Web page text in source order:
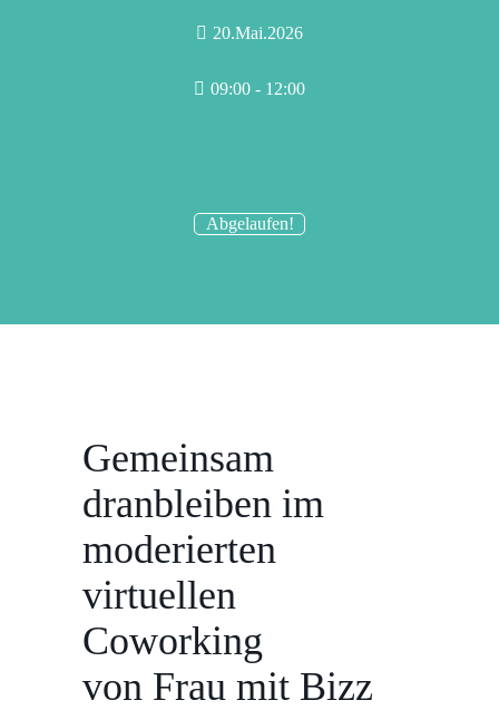
20.Mai.2026
Abgelaufen!
09:00 - 12:00
Gemeinsam
dranbleiben im
moderierten
virtuellen
Coworking
von Frau mit Bizz